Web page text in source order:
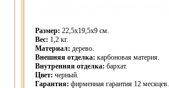
Размер: 22,5х19,5х9 см.
Вес: 1,2 кг.
Материал: дерево.
Внешняя отделка: карбоновая материя.
Внутренняя отделка: бархат.
Цвет: черный.
Гарантия: фирменная гарантия 12 месяцев.